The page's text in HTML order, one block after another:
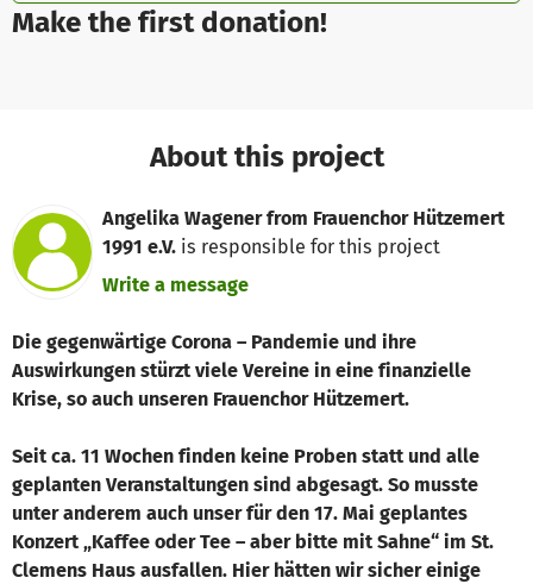
Make the first donation!
About this project
Angelika Wagener from Frauenchor Hützemert
1991 e.V. is responsible for this project
Write a message
Die gegenwärtige Corona – Pandemie und ihre
Auswirkungen stürzt viele Vereine in eine finanzielle
Krise, so auch unseren Frauenchor Hützemert.
Seit ca. 11 Wochen finden keine Proben statt und alle
geplanten Veranstaltungen sind abgesagt. So musste
unter anderem auch unser für den 17. Mai geplantes
Konzert „Kaffee oder Tee – aber bitte mit Sahne“ im St.
Clemens Haus ausfallen. Hier hätten wir sicher einige